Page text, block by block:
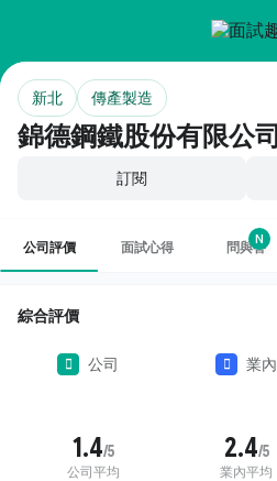
錦德鋼鐵股份有限公司
新北 傳產製造
訂閱
公司評價 面試心得
N
問與答
綜合評價
公司 業內
1.4/5
公司平均
2.4/5
業內平均